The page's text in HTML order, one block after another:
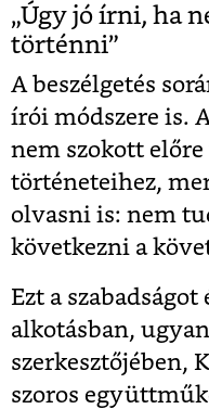
„Úgy jó írni, ha
történni”
A beszélgetés
írói módszere is.
nem szokott
történeteihez,
olvasni is: nem
következni a
Ezt a
alkotásban,
szerkesztőjében,
szoros